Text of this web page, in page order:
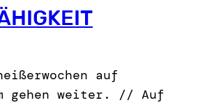
auf
gehen weiter. // Auf